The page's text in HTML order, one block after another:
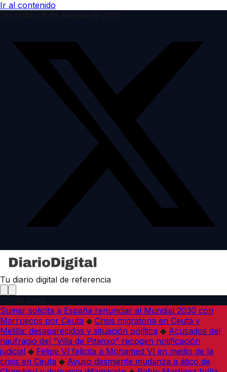
Ir al contenido
Tu diario digital de referencia
Sumar solicita a España renunciar al Mundial 2030 con
Marruecos por Ceuta ◆ Crisis migratoria en Ceuta y
Melilla: desaparecidos y situación política ◆ Acusados del
naufragio del “Villa de Pitanxo” recogen notificación
judicial ◆ Felipe VI felicita a Mohamed VI en medio de la
crisis en Ceuta ◆ Ayuso desmiente mudanza a ático de